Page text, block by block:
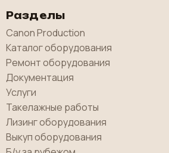
Разделы
Canon Production
Каталог оборудования
Ремонт оборудования
Документация
Услуги
Такелажные работы
Лизинг оборудования
Выкуп оборудования